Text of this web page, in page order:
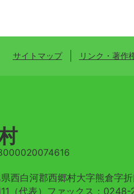
サイトマップ リンク・著作
西白河郡西郷村大字熊倉字
（代表）ファックス：